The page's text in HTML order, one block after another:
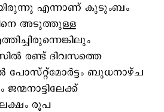
എന്നാണ് കുടുംബം
അടുത്തുള്ള
രണ്ട് ദിവസത്തെ
പോസ്റ്റ്‌മോർട്ടം ബുധനാഴ്ച
രൂപ